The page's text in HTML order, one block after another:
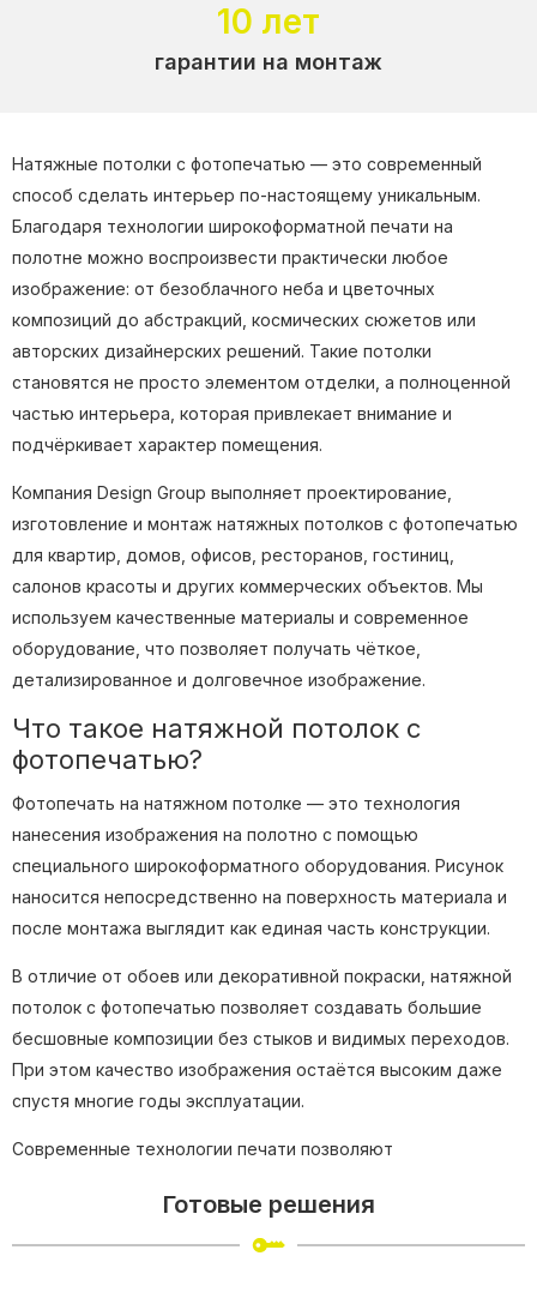
10 лет
гарантии на монтаж
Готовые решения
Натяжные потолки с фотопечатью — это современный
способ сделать интерьер по-настоящему уникальным.
Благодаря технологии широкоформатной печати на
полотне можно воспроизвести практически любое
изображение: от безоблачного неба и цветочных
композиций до абстракций, космических сюжетов или
авторских дизайнерских решений. Такие потолки
становятся не просто элементом отделки, а полноценной
частью интерьера, которая привлекает внимание и
подчёркивает характер помещения.
Компания Design Group выполняет проектирование,
изготовление и монтаж натяжных потолков с фотопечатью
для квартир, домов, офисов, ресторанов, гостиниц,
салонов красоты и других коммерческих объектов. Мы
используем качественные материалы и современное
оборудование, что позволяет получать чёткое,
детализированное и долговечное изображение.
Что такое натяжной потолок с
фотопечатью?
Фотопечать на натяжном потолке — это технология
нанесения изображения на полотно с помощью
специального широкоформатного оборудования. Рисунок
наносится непосредственно на поверхность материала и
после монтажа выглядит как единая часть конструкции.
В отличие от обоев или декоративной покраски, натяжной
потолок с фотопечатью позволяет создавать большие
бесшовные композиции без стыков и видимых переходов.
При этом качество изображения остаётся высоким даже
спустя многие годы эксплуатации.
Современные технологии печати позволяют
сложные фотографии с большим количеством деталей.
Преимущества натяжных потолков с